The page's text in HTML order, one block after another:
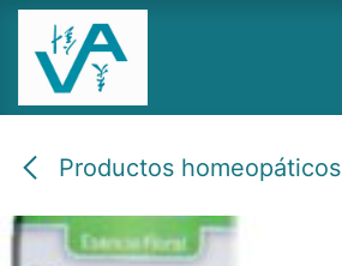
Ir al contenido
Productos homeopáticos